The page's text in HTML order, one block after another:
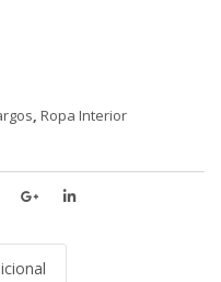
, Ropa Interior